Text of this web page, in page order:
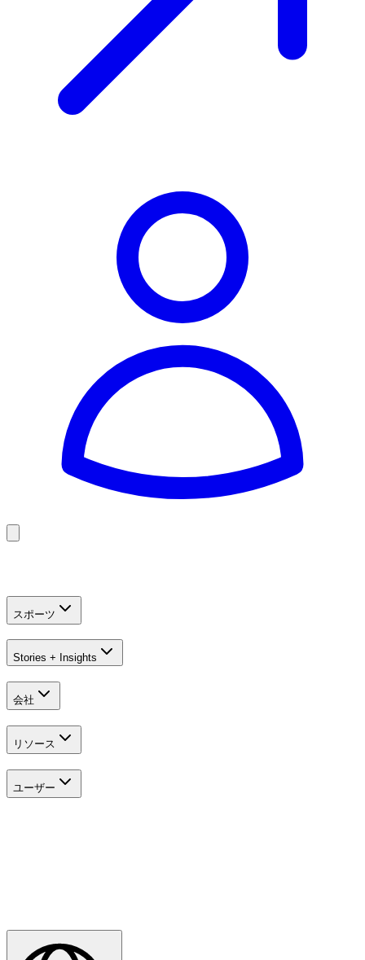
スポーツ
Stories + Insights
会社
リソース
ユーザー